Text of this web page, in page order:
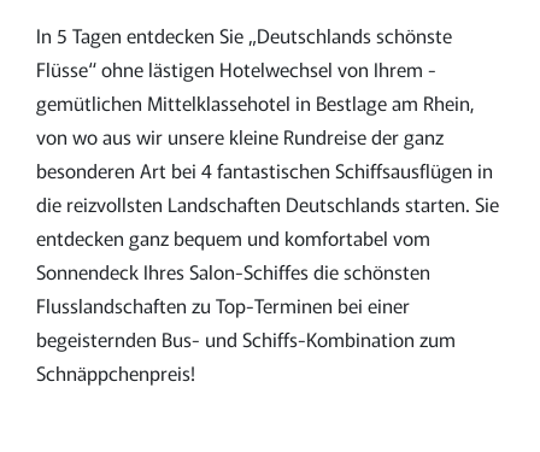
In 5 Tagen entdecken Sie „Deutschlands schönste
Flüsse“ ohne lästigen Hotelwechsel von Ihrem ­
gemütlichen Mittelklassehotel in Bestlage am Rhein,
von wo aus wir unsere kleine Rundreise der ganz
besonderen Art bei 4 fantastischen Schiffsausflügen in
die reizvollsten Landschaften Deutschlands starten. Sie
entdecken ganz bequem und komfortabel vom
Sonnendeck Ihres Salon-Schiffes die schönsten
Flusslandschaften zu Top-Terminen bei einer
begeisternden Bus- und Schiffs-Kombination zum
Schnäppchenpreis!